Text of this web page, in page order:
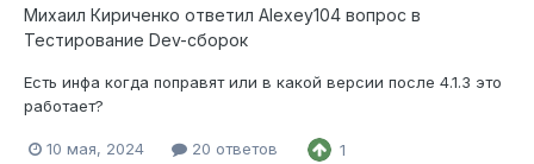
Михаил Кириченко ответил Alexey104 вопрос в
Тестирование Dev-сборок
Есть инфа когда поправят или в какой версии после 4.1.3 это
работает?
10 мая, 2024 20 ответов 1